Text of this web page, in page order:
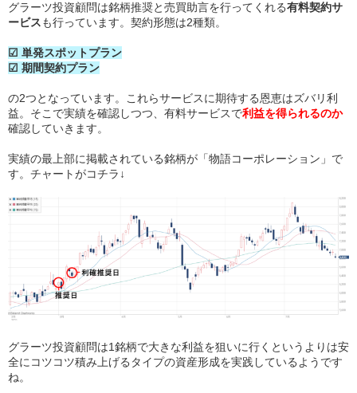
グラーツ投資顧問は銘柄推奨と売買助言を行ってくれる有料契約サ
ービスも行っています。契約形態は2種類。
☑ 単発スポットプラン
☑ 期間契約プラン
の2つとなっています。これらサービスに期待する恩恵はズバリ利
益。そこで実績を確認しつつ、有料サービスで利益を得られるのか
確認していきます。
実績の最上部に掲載されている銘柄が「物語コーポレーション」で
す。チャートがコチラ↓
グラーツ投資顧問は1銘柄で大きな利益を狙いに行くというよりは安
全にコツコツ積み上げるタイプの資産形成を実践しているようです
ね。